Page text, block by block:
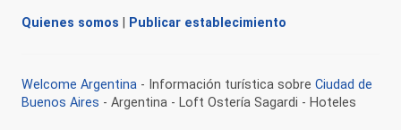
Quienes somos Publicar establecimiento
Welcome Argentina - Información turística sobre Ciudad de
Buenos Aires - Argentina - Loft Ostería Sagardi - Hoteles